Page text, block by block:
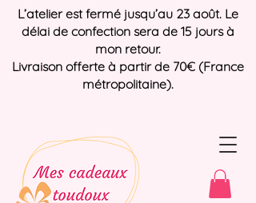
L’atelier est fermé jusqu’au 23 août. Le
délai de confection sera de 15 jours à
mon retour.
Livraison offerte à partir de 70€ (France
métropolitaine).